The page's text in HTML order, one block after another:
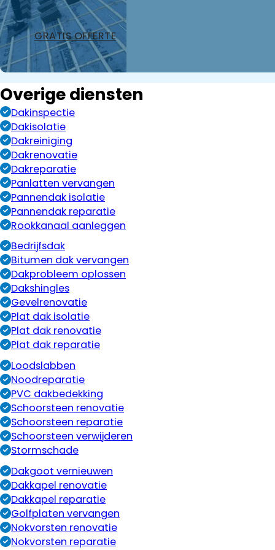
GRATIS OFFERTE
Overige diensten
Dakinspectie
Dakisolatie
Dakreiniging
Dakrenovatie
Dakreparatie
Panlatten vervangen
Pannendak isolatie
Pannendak reparatie
Rookkanaal aanleggen
Bedrijfsdak
Bitumen dak vervangen
Dakprobleem oplossen
Dakshingles
Gevelrenovatie
Plat dak isolatie
Plat dak renovatie
Plat dak reparatie
Loodslabben
Noodreparatie
PVC dakbedekking
Schoorsteen renovatie
Schoorsteen reparatie
Schoorsteen verwijderen
Stormschade
Dakgoot vernieuwen
Dakkapel renovatie
Dakkapel reparatie
Golfplaten vervangen
Nokvorsten renovatie
Nokvorsten reparatie